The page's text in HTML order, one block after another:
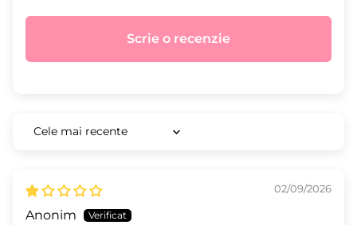
Scrie o recenzie
Sort by
02/09/2026
Anonim